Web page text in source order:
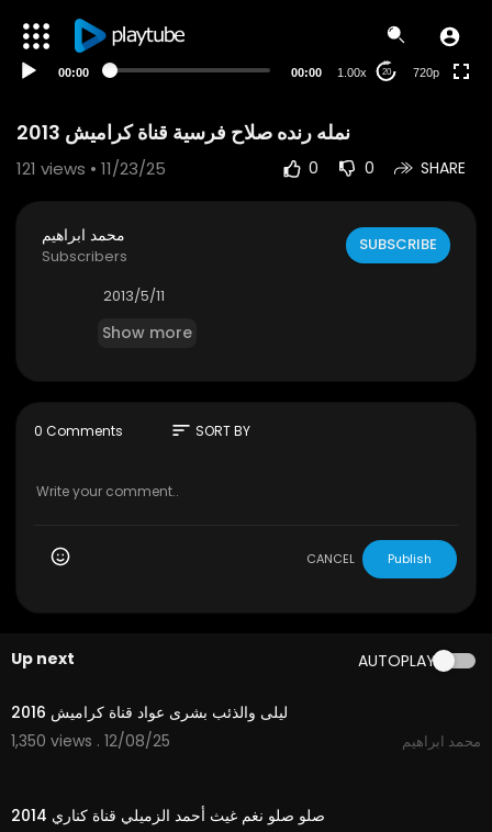
00:00 00:00 1.00x 20 720p
نمله رنده صلاح فرسية قناة كراميش 2013
121 views • 11/23/25 0 0 SHARE
محمد ابراهيم
Subscribers
SUBSCRIBE
2013/5/11
Show more
0 Comments sort SORT BY
CANCEL Publish
Up next AUTOPLAY
4:03
ليلى والذئب بشرى عواد قناة كراميش 2016
1,350 views . 12/08/25
محمد ابراهيم
صلو صلو نغم غيث أحمد الزميلي قناة كناري 2014